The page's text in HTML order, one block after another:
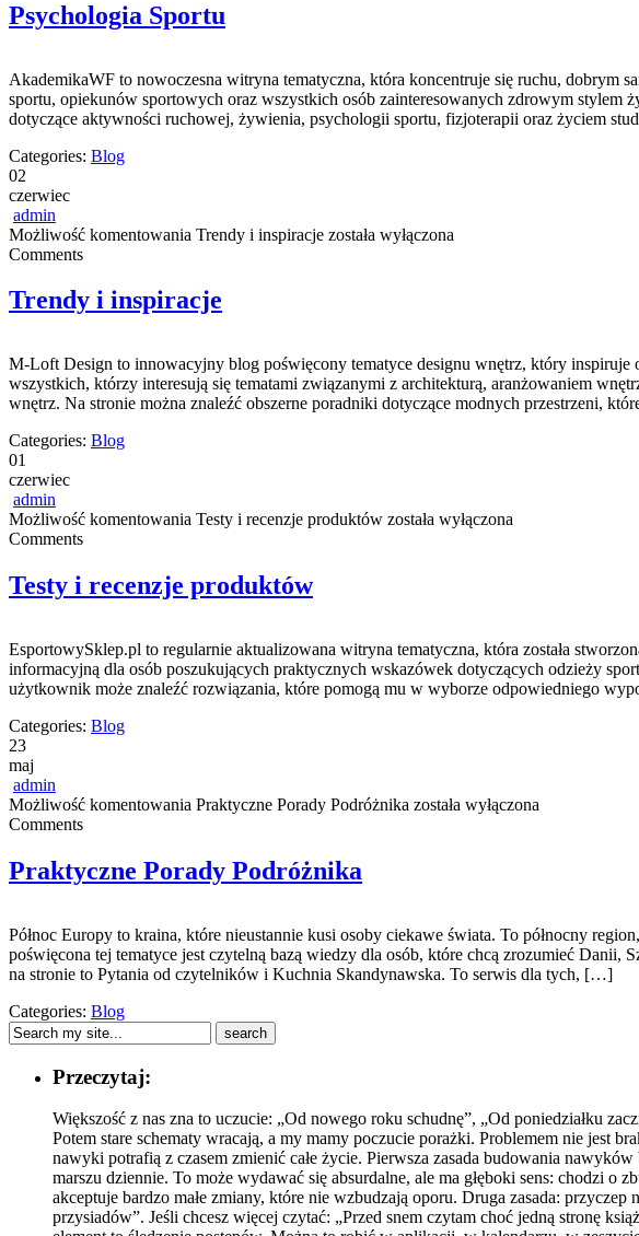
Psychologia Sportu
AkademikaWF to nowoczesna witryna tematyczna, która koncentruje się ruchu, dobrym
sportu, opiekunów sportowych oraz wszystkich osób zainteresowanych zdrowym
dotyczące aktywności ruchowej, żywienia, psychologii sportu, fizjoterapii oraz życiem
Categories: Blog
02
czerwiec
admin
Możliwość komentowania Trendy i inspiracje została wyłączona
Comments
Trendy i inspiracje
M-Loft Design to innowacyjny blog poświęcony tematyce designu wnętrz, który inspiruje
wszystkich, którzy interesują się tematami związanymi z architekturą, aranżowaniem
wnętrz. Na stronie można znaleźć obszerne poradniki dotyczące modnych przestrzeni,
Categories: Blog
01
czerwiec
admin
Możliwość komentowania Testy i recenzje produktów została wyłączona
Comments
Testy i recenzje produktów
EsportowySklep.pl to regularnie aktualizowana witryna tematyczna, która została
informacyjną dla osób poszukujących praktycznych wskazówek dotyczących odzieży
użytkownik może znaleźć rozwiązania, które pomogą mu w wyborze odpowiedniego
Categories: Blog
23
maj
admin
Możliwość komentowania Praktyczne Porady Podróżnika została wyłączona
Comments
Praktyczne Porady Podróżnika
Północ Europy to kraina, które nieustannie kusi osoby ciekawe świata. To północny
poświęcona tej tematyce jest czytelną bazą wiedzy dla osób, które chcą zrozumieć
na stronie to Pytania od czytelników i Kuchnia Skandynawska. To serwis dla tych, […]
Categories: Blog
Przeczytaj:
Większość z nas zna to uczucie: „Od nowego roku schudnę”, „Od poniedziałku
Potem stare schematy wracają, a my mamy poczucie porażki. Problemem nie jest
nawyki potrafią z czasem zmienić całe życie. Pierwsza zasada budowania
marszu dziennie. To może wydawać się absurdalne, ale ma głęboki sens: chodzi o
akceptuje bardzo małe zmiany, które nie wzbudzają oporu. Druga zasada:
przysiadów”. Jeśli chcesz więcej czytać: „Przed snem czytam choć jedną stronę